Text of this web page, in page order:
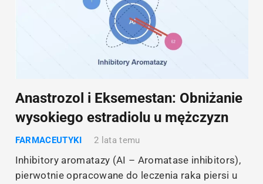
Anastrozol i Eksemestan: Obniżanie
wysokiego estradiolu u mężczyzn
FARMACEUTYKI 2 lata temu
Inhibitory aromatazy (AI – Aromatase inhibitors),
pierwotnie opracowane do leczenia raka piersi u